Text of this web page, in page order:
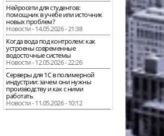
Нейросети для студентов:
помощник в учебе или источник
новых проблем?
Новости - 14.05.2026 - 21:38
Когда вода под контролем: как
устроены современные
водосточные системы
Новости - 12.05.2026 - 22:26
Серверы для 1С в полимерной
индустрии: зачем они нужны
производству и как с ними
работать
Новости - 11.05.2026 - 10:12